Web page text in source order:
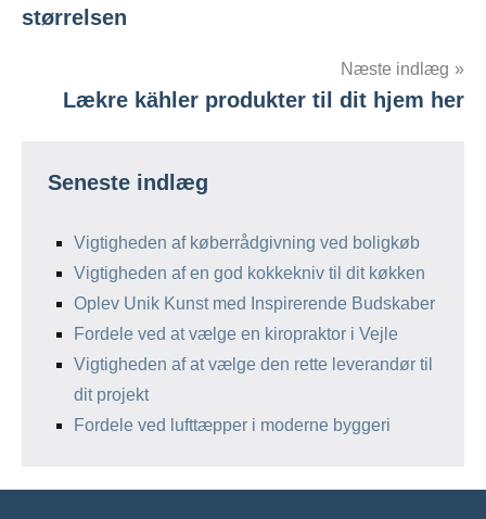
størrelsen
Næste indlæg
Lækre kähler produkter til dit hjem her
Seneste indlæg
Vigtigheden af køberrådgivning ved boligkøb
Vigtigheden af en god kokkekniv til dit køkken
Oplev Unik Kunst med Inspirerende Budskaber
Fordele ved at vælge en kiropraktor i Vejle
Vigtigheden af at vælge den rette leverandør til
dit projekt
Fordele ved lufttæpper i moderne byggeri